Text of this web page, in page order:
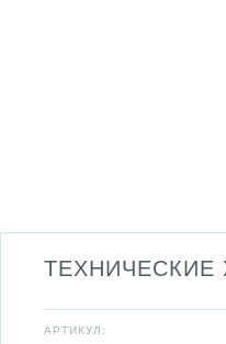
ТЕХНИЧЕСКИЕ
АРТИКУЛ: